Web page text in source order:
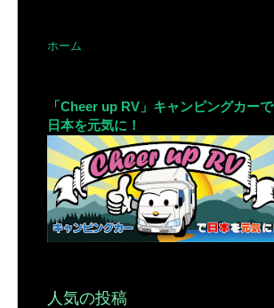
ホーム
「Cheer up RV」キャンピングカーで
日本を元気に！
人気の投稿